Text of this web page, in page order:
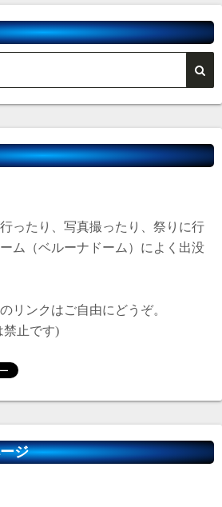
ったり、写真撮ったり、祭りに行
ム（ベルーナドーム）によく出没
リンクはご自由にどうぞ。
禁止です)
ジ